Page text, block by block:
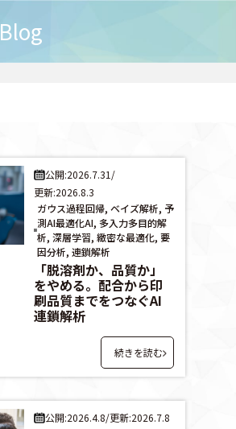
Blog
公開:2026.7.31 /
更新:2026.8.3
ガウス過程回帰, ベイズ解析, 予
測AI最適化AI, 多入力多目的解
析, 深層学習, 緻密な最適化, 要
因分析, 連鎖解析
「脱溶剤か、品質か」
をやめる。配合から印
刷品質までをつなぐAI
連鎖解析
続きを読む
公開:2026.4.8/更新:2026.7.8